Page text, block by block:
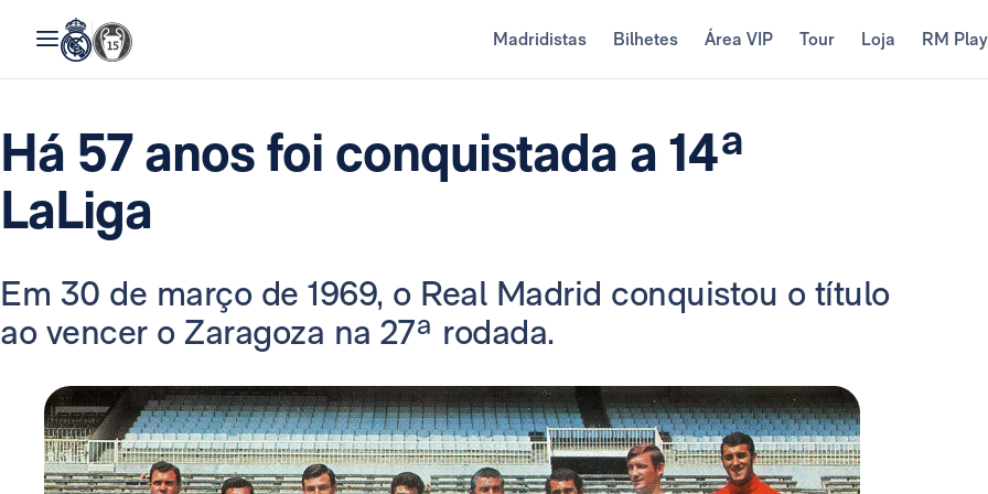
Madridistas Bilhetes Área VIP Tour Loja RM Play
Há 57 anos foi conquistada a 14ª
LaLiga
Em 30 de março de 1969, o Real Madrid conquistou o título
ao vencer o Zaragoza na 27ª rodada.